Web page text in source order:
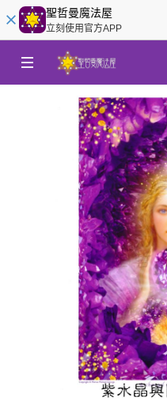
聖哲曼魔法屋
立刻使用官方APP